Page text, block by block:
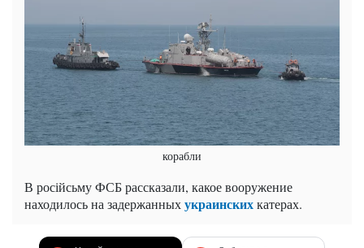
корабли
В російсьму ФСБ рассказали, какое вооружение
находилось на задержанныхукраинскихкатерах.